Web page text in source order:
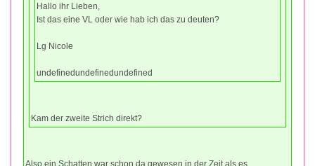
Hallo ihr Lieben,
Ist das eine VL oder wie hab ich das zu deuten?
Lg Nicole
undefinedundefinedundefined
Kam der zweite Strich direkt?
Also ein Schatten war schon da gewesen in der Zeit als es